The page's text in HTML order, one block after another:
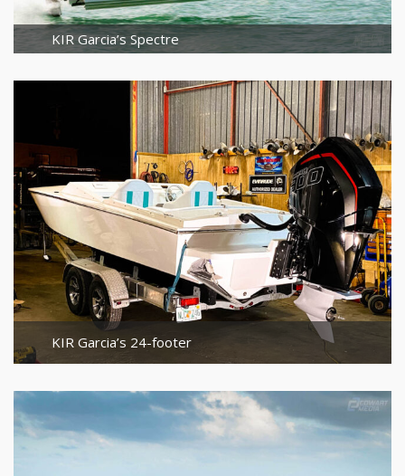
KIR Garcia’s Spectre
KIR Garcia’s 24-footer